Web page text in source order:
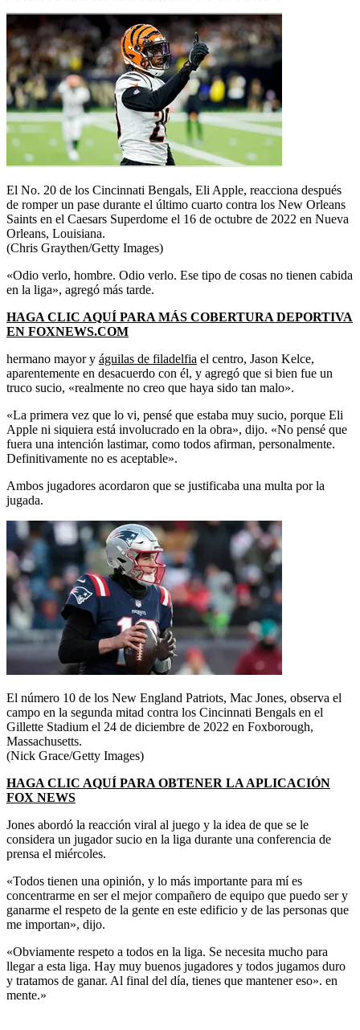
El No. 20 de los Cincinnati Bengals, Eli Apple, reacciona después
de romper un pase durante el último cuarto contra los New Orleans
Saints en el Caesars Superdome el 16 de octubre de 2022 en Nueva
Orleans, Louisiana.
(Chris Graythen/Getty Images)
«Odio verlo, hombre. Odio verlo. Ese tipo de cosas no tienen cabida
en la liga», agregó más tarde.
HAGA CLIC AQUÍ PARA MÁS COBERTURA DEPORTIVA
EN FOXNEWS.COM
hermano mayor y águilas de filadelfia el centro, Jason Kelce,
aparentemente en desacuerdo con él, y agregó que si bien fue un
truco sucio, «realmente no creo que haya sido tan malo».
«La primera vez que lo vi, pensé que estaba muy sucio, porque Eli
Apple ni siquiera está involucrado en la obra», dijo. «No pensé que
fuera una intención lastimar, como todos afirman, personalmente.
Definitivamente no es aceptable».
Ambos jugadores acordaron que se justificaba una multa por la
jugada.
El número 10 de los New England Patriots, Mac Jones, observa el
campo en la segunda mitad contra los Cincinnati Bengals en el
Gillette Stadium el 24 de diciembre de 2022 en Foxborough,
Massachusetts.
(Nick Grace/Getty Images)
HAGA CLIC AQUÍ PARA OBTENER LA APLICACIÓN
FOX NEWS
Jones abordó la reacción viral al juego y la idea de que se le
considera un jugador sucio en la liga durante una conferencia de
prensa el miércoles.
«Todos tienen una opinión, y lo más importante para mí es
concentrarme en ser el mejor compañero de equipo que puedo ser y
ganarme el respeto de la gente en este edificio y de las personas que
me importan», dijo.
«Obviamente respeto a todos en la liga. Se necesita mucho para
llegar a esta liga. Hay muy buenos jugadores y todos jugamos duro
y tratamos de ganar. Al final del día, tienes que mantener eso». en
mente.»